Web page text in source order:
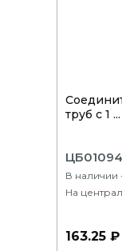
труб с 1 ...
В наличии
На
163.25 ₽